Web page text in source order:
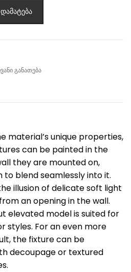
განათება
material’s unique properties,
can be painted in the
they are mounted on,
to blend seamlessly into it.
illusion of delicate soft light
an opening in the wall.
elevated model is suited for
styles. For an even more
the fixture can be
decoupage or textured